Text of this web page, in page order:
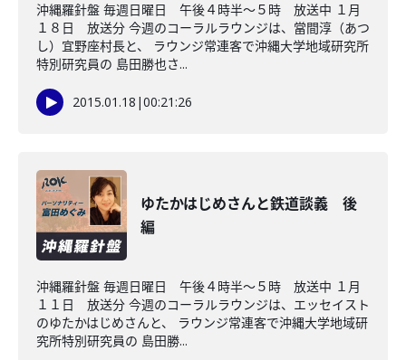
沖縄羅針盤 毎週日曜日 午後４時半～５時 放送中 １月
１８日 放送分 今週のコーラルラウンジは、當間淳（あつ
し）宜野座村長と、 ラウンジ常連客で沖縄大学地域研究所
特別研究員の 島田勝也さ...
2015.01.18 |00:21:26
ゆたかはじめさんと鉄道談義 後
編
沖縄羅針盤 毎週日曜日 午後４時半～５時 放送中 １月
１１日 放送分 今週のコーラルラウンジは、エッセイスト
のゆたかはじめさんと、 ラウンジ常連客で沖縄大学地域研
究所特別研究員の 島田勝...